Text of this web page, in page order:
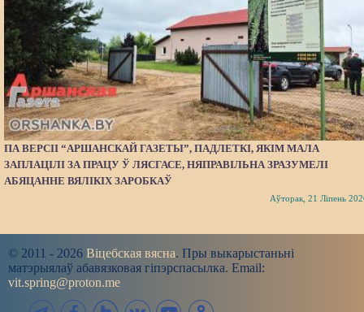
ПА ВЕРСІІ “АРШАНСКАЙ ГАЗЕТЫ”, ПАДЛЕТКІ, ЯКІМ МАЛА
ЗАПЛАЦІЛІ ЗА ПРАЦУ Ў ЛЯСГАСЕ, НЯПРАВІЛЬНА ЗРАЗУМЕЛІ
АБЯЦАННЕ ВЯЛІКІХ ЗАРОБКАЎ
Аўторак, 21 Ліпень
© 2011 - 2026 Віцебская вясна. Пры выкарыстаньні
матэрыялаў абавязковая гіпэрспасылка. Email:
vit.spring@proton.me